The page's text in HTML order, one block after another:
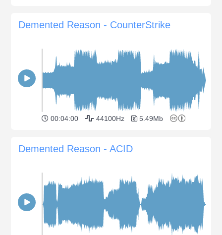
Demented Reason - CounterStrike
00:04:00 44100Hz 5.49Mb
Demented Reason - ACID